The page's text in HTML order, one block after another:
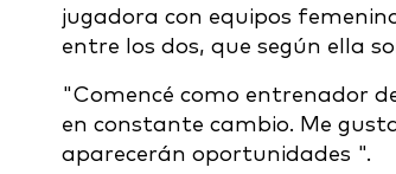
jugadora con equipos
entre los dos, que según ella
"Comencé como entrenador
en constante cambio. Me
aparecerán oportunidades ".